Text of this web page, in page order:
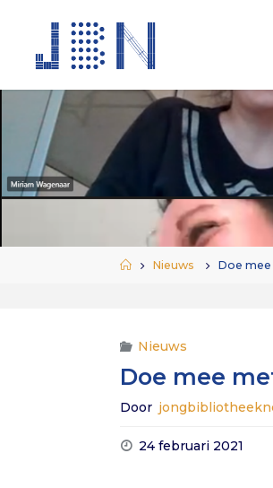
HomeNieuws Doe
Nieuws
Doe mee
Door
24 februari 2021